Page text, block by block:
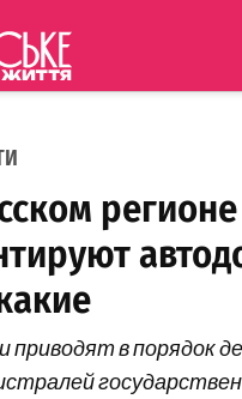
життя
В
регионе
приводят в порядок